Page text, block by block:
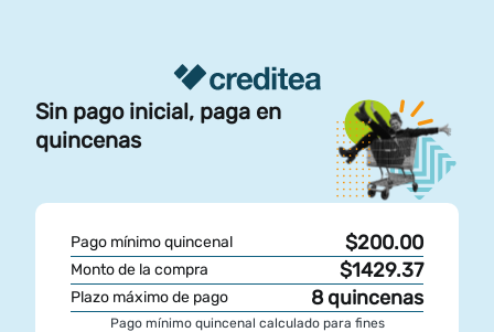
Sin pago inicial, paga en
quincenas
Pago mínimo quincenal $200.00
Monto de la compra $1429.37
Plazo máximo de pago 8 quincenas
Pago mínimo quincenal calculado para fines